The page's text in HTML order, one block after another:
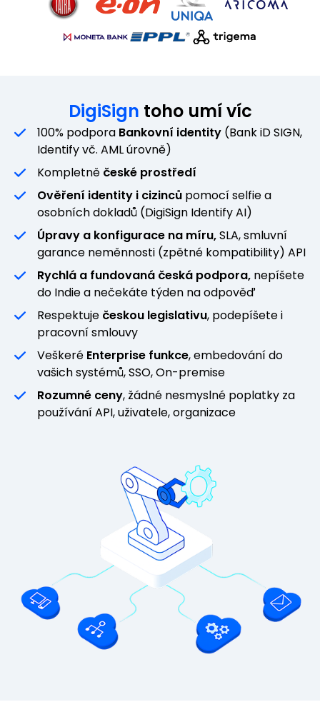
DigiSign toho umí víc
100% podpora Bankovní identity (Bank iD SIGN,
Identify vč. AML úrovně)
Kompletně české prostředí
Ověření identity i cizinců pomocí selfie a
osobních dokladů (DigiSign Identify AI)
Úpravy a konfigurace na míru,SLA, smluvní
garance neměnnosti (zpětné kompatibility) API
Rychlá a fundovaná česká podpora, nepíšete
do Indie a nečekáte týden na odpověď
Respektuje českou legislativu, podepíšete i
pracovní smlouvy
Veškeré Enterprise funkce, embedování do
vašich systémů, SSO, On-premise
Rozumné ceny, žádné nesmyslné poplatky za
používání API, uživatele, organizace